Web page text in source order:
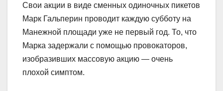
Свои акции в виде сменных одиночных пикетов
Марк Гальперин проводит каждую субботу на
Манежной площади уже не первый год. То, что
Марка задержали с помощью провокаторов,
изобразивших массовую акцию — очень
плохой симптом.